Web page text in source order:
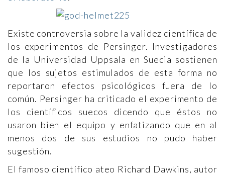
Existe controversia sobre la validez científica de
los experimentos de Persinger. Investigadores
de la Universidad Uppsala en Suecia sostienen
que los sujetos estimulados de esta forma no
reportaron efectos psicológicos fuera de lo
común. Persinger ha criticado el experimento de
los científicos suecos dicendo que éstos no
usaron bien el equipo y enfatizando que en al
menos dos de sus estudios no pudo haber
sugestión.
El famoso científico ateo Richard Dawkins, autor